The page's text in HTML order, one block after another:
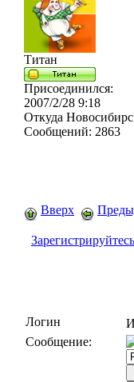
Титан
Присоединился:
2007/2/28 9:18
Откуда
Сообщений: 2863
Вверх
Логин
Сообщение: